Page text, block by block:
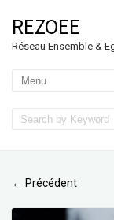
REZOEE
Réseau Ensemble &
← Précédent